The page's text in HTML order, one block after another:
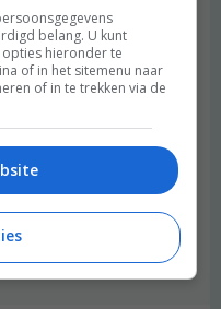
iets aan mijn artikel
dat het heel lastig is
als je het gevoel zelf
mar we hebben het
leuk? Het is lastig te
de ander gewoon echt
paar dagen, ook al willen
belang. U kunt
hieronder te
of in het sitemenu naar
of in te trekken via de